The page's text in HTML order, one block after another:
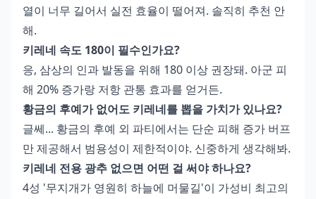
열이 너무 길어서 실전 효율이 떨어져. 솔직히 추천 안
해.
키레네 속도 180이 필수인가요?
응, 삼상의 인과 발동을 위해 180 이상 권장돼. 아군 피
해 20% 증가랑 저항 관통 효과를 얻거든.
황금의 후예가 없어도 키레네를 뽑을 가치가 있나요?
글쎄... 황금의 후예 외 파티에서는 단순 피해 증가 버프
만 제공해서 범용성이 제한적이야. 신중하게 생각해봐.
키레네 전용 광추 없으면 어떤 걸 써야 하나요?
4성 '무지개가 영원히 하늘에 머물길'이 가성비 최고의